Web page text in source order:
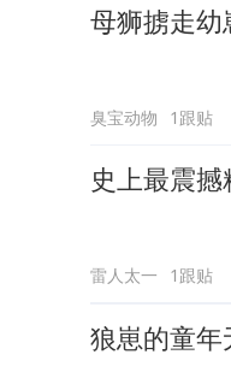
母狮掳走幼
臭宝动物 1跟贴
史上最震
雷人太一 1跟贴
狼崽的童